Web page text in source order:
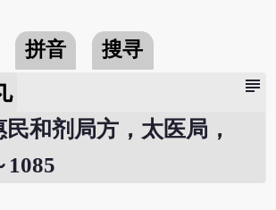
拼音 搜寻
subject
民和剂局方，太医局，
1085